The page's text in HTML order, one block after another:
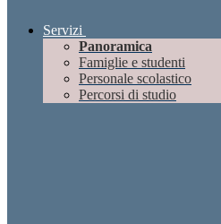
Servizi
Panoramica
Famiglie e studenti
Personale scolastico
Percorsi di studio